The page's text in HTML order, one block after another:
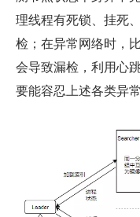
理线程有死锁、挂死
检；在异常网络时，
会导致漏检，利用心
要能容忍上述各类异常